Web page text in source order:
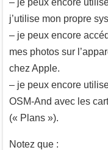
j’utilise mon propre
– je peux encore
mes photos sur
chez Apple.
– je peux encore
OSM-And avec les
(« Plans »).
Notez que :